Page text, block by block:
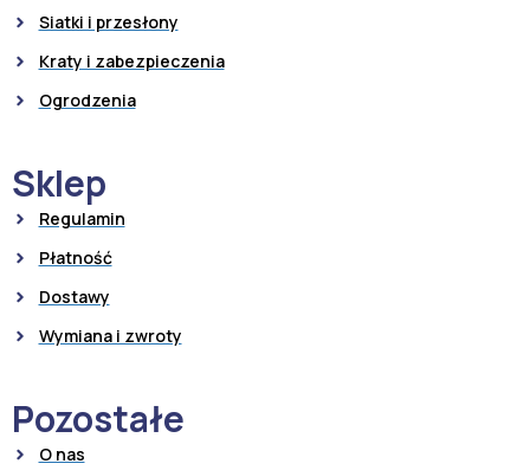
Siatki i przesłony
Kraty i zabezpieczenia
Ogrodzenia
Sklep
Regulamin
Płatność
Dostawy
Wymiana i zwroty
Pozostałe
O nas